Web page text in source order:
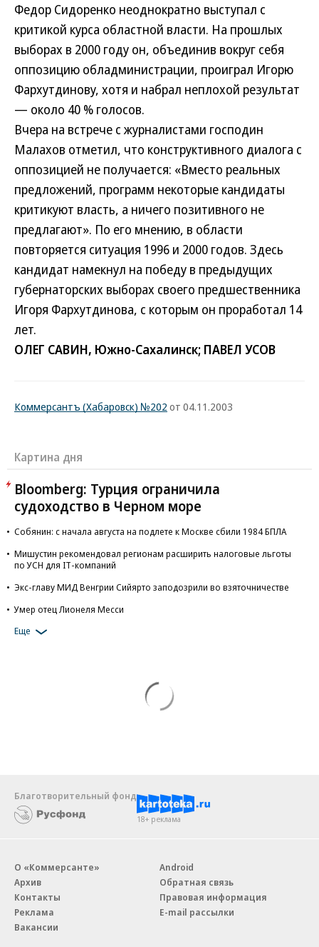
Федор Сидоренко неоднократно выступал с
критикой курса областной власти. На прошлых
выборах в 2000 году он, объединив вокруг себя
оппозицию обладминистрации, проиграл Игорю
Фархутдинову, хотя и набрал неплохой результат
— около 40 % голосов.
Вчера на встрече с журналистами господин
Малахов отметил, что конструктивного диалога с
оппозицией не получается: «Вместо реальных
предложений, программ некоторые кандидаты
критикуют власть, а ничего позитивного не
предлагают». По его мнению, в области
повторяется ситуация 1996 и 2000 годов. Здесь
кандидат намекнул на победу в предыдущих
губернаторских выборах своего предшественника
Игоря Фархутдинова, с которым он проработал 14
лет.
ОЛЕГ САВИН, Южно-Сахалинск; ПАВЕЛ УСОВ
Коммерсантъ (Хабаровск) №202 от 04.11.2003
Картина дня
Bloomberg: Турция ограничила
судоходство в Черном море
Собянин: с начала августа на подлете к Москве сбили 1984 БПЛА
Мишустин рекомендовал регионам расширить налоговые льготы
по УСН для IT-компаний
Экс-главу МИД Венгрии Сийярто заподозрили во взяточничестве
Умер отец Лионеля Месси
Еще
Благотворительный фонд
18+ реклама
О «Коммерсанте»
Архив
Контакты
Реклама
Вакансии
Android
Обратная связь
Правовая информация
E-mail рассылки